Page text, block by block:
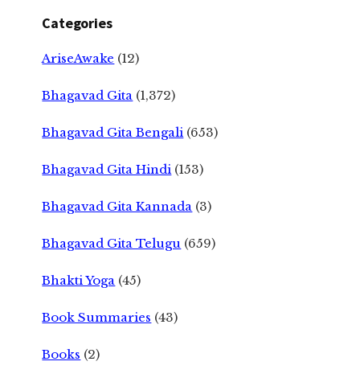
Categories
AriseAwake (12)
Bhagavad Gita (1,372)
Bhagavad Gita Bengali (653)
Bhagavad Gita Hindi (153)
Bhagavad Gita Kannada (3)
Bhagavad Gita Telugu (659)
Bhakti Yoga (45)
Book Summaries (43)
Books (2)